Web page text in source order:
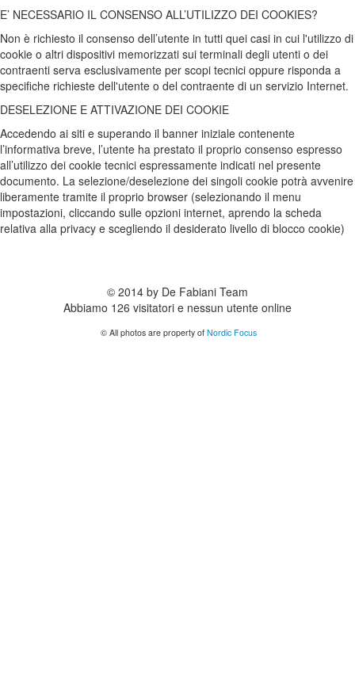
E’ NECESSARIO IL CONSENSO ALL’UTILIZZO DEI COOKIES?
Non è richiesto il consenso dell’utente in tutti quei casi in cui l'utilizzo di
cookie o altri dispositivi memorizzati sui terminali degli utenti o dei
contraenti serva esclusivamente per scopi tecnici oppure risponda a
specifiche richieste dell'utente o del contraente di un servizio Internet.
DESELEZIONE E ATTIVAZIONE DEI COOKIE
Accedendo ai siti e superando il banner iniziale contenente
l’informativa breve, l’utente ha prestato il proprio consenso espresso
all’utilizzo dei cookie tecnici espressamente indicati nel presente
documento. La selezione/deselezione dei singoli cookie potrà avvenire
liberamente tramite il proprio browser (selezionando il menu
impostazioni, cliccando sulle opzioni internet, aprendo la scheda
relativa alla privacy e scegliendo il desiderato livello di blocco cookie)
© 2014 by De Fabiani Team
Abbiamo 126 visitatori e nessun utente online
© All photos are property of Nordic Focus